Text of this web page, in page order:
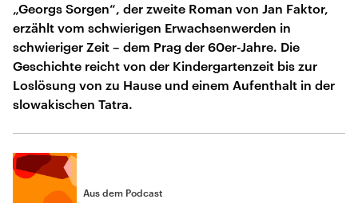
„Georgs Sorgen“, der zweite Roman von Jan Faktor,
erzählt vom schwierigen Erwachsenwerden in
schwieriger Zeit – dem Prag der 60er-Jahre. Die
Geschichte reicht von der Kindergartenzeit bis zur
Loslösung von zu Hause und einem Aufenthalt in der
slowakischen Tatra.
Aus dem Podcast